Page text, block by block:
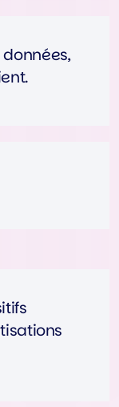
données,